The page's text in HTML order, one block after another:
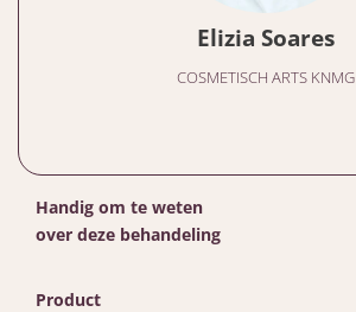
Elizia Soares
COSMETISCH ARTS KNMG
Handig om te weten
over deze behandeling
Product